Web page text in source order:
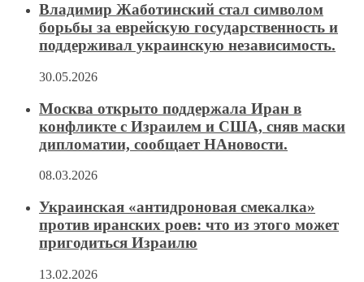
Владимир Жаботинский стал символом
борьбы за еврейскую государственность и
поддерживал украинскую независимость.
30.05.2026
Москва открыто поддержала Иран в
конфликте с Израилем и США, сняв маски
дипломатии, сообщает НАновости.
08.03.2026
Украинская «антидроновая смекалка»
против иранских роев: что из этого может
пригодиться Израилю
13.02.2026